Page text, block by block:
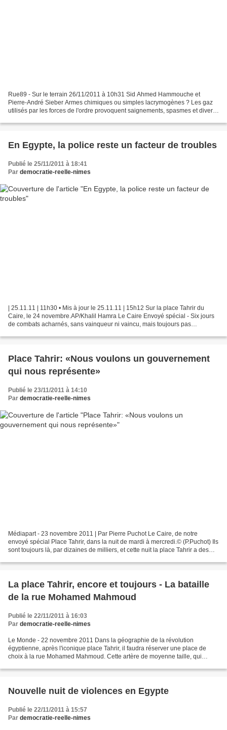
Rue89 - Sur le terrain 26/11/2011 à 10h31 Sid Ahmed Hammouche et
Pierre-André Sieber Armes chimiques ou simples lacrymogènes ? Les gaz
utilisés par les forces de l'ordre provoquent saignements, spasmes et divers
En Egypte, la police reste un facteur de troubles
Publié le 25/11/2011 à 18:41
Par democratie-reelle-nimes
| 25.11.11 | 11h30 • Mis à jour le 25.11.11 | 15h12 Sur la place Tahrir du
Caire, le 24 novembre.AP/Khalil Hamra Le Caire Envoyé spécial - Six jours
de combats acharnés, sans vainqueur ni vaincu, mais toujours pas
Place Tahrir: «Nous voulons un gouvernement
qui nous représente»
Publié le 23/11/2011 à 14:10
Par democratie-reelle-nimes
Médiapart - 23 novembre 2011 | Par Pierre Puchot Le Caire, de notre
envoyé spécial Place Tahrir, dans la nuit de mardi à mercredi.© (P.Puchot) Ils
sont toujours là, par dizaines de milliers, et cette nuit la place Tahrir a des
La place Tahrir, encore et toujours - La bataille
de la rue Mohamed Mahmoud
Publié le 22/11/2011 à 16:03
Par democratie-reelle-nimes
Le Monde - 22 novembre 2011 Dans la géographie de la révolution
égyptienne, après l'iconique place Tahrir, il faudra réserver une place de
choix à la rue Mohamed Mahmoud. Cette artère de moyenne taille, qui
Nouvelle nuit de violences en Egypte
Publié le 22/11/2011 à 15:57
Par democratie-reelle-nimes